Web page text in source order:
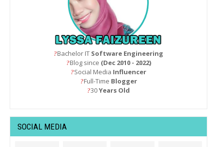
?Bachelor IT Software Engineering
?Blog since (Dec 2010 - 2022)
?Social Media Influencer
?Full-Time Blogger
?30Years Old
SOCIAL MEDIA